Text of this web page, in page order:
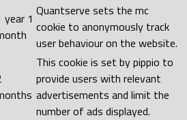
year 1 Quantserve sets the mc
cookie to anonymously track
user behaviour on the website.
This cookie is set by pippio to
provide users with relevant
advertisements and limit the
number of ads displayed.